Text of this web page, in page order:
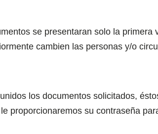
se presentaran solo la
cambien las personas y/o
los documentos solicitados,
proporcionaremos su contraseña